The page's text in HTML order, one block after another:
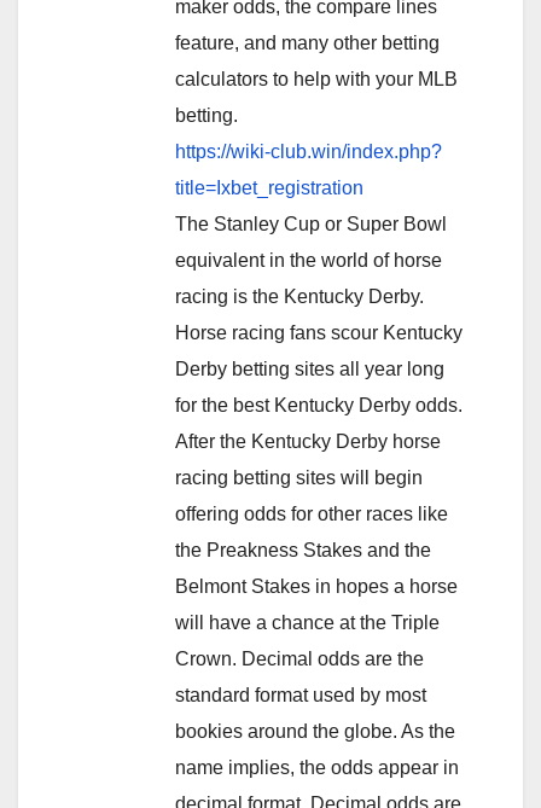
maker odds, the compare lines
feature, and many other betting
calculators to help with your MLB
betting.
https://wiki-club.win/index.php?
title=Ixbet_registration
The Stanley Cup or Super Bowl
equivalent in the world of horse
racing is the Kentucky Derby.
Horse racing fans scour Kentucky
Derby betting sites all year long
for the best Kentucky Derby odds.
After the Kentucky Derby horse
racing betting sites will begin
offering odds for other races like
the Preakness Stakes and the
Belmont Stakes in hopes a horse
will have a chance at the Triple
Crown. Decimal odds are the
standard format used by most
bookies around the globe. As the
name implies, the odds appear in
decimal format. Decimal odds are